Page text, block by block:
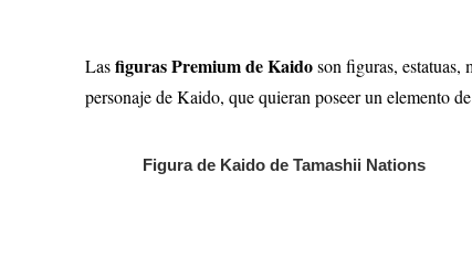
Lasfiguras Premium de Kaidoson figuras, estatuas,
personaje de Kaido, que quieran poseer un elemento
Figura de Kaido de Tamashii Nations